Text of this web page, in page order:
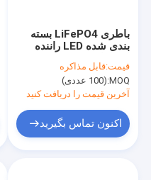
باطری LiFePO4 بسته
بندی شده LED راننده
زمان اضطراری 3 ساعت
قیمت:قابل مذاکره
MOQ: (100 عددی)
آخرین قیمت را دریافت کنید
اکنون تماس بگیرید